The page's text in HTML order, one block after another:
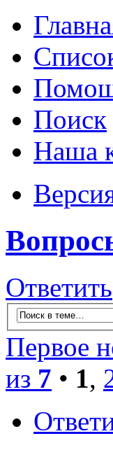
Поиск
Наша
Ответить
Первое
из 7 • 1,